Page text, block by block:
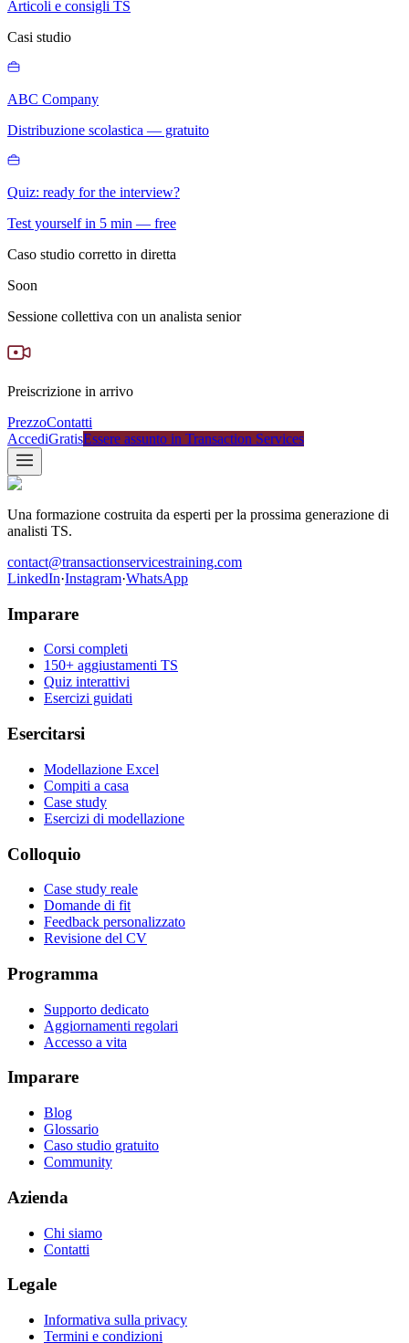
Articoli e consigli TS
Casi studio
ABC Company
Distribuzione scolastica — gratuito
Quiz: ready for the interview?
Test yourself in 5 min — free
Caso studio corretto in diretta
Soon
Sessione collettiva con un analista senior
Preiscrizione in arrivo
PrezzoContatti
AccediGratisEssere assunto in Transaction Services
Una formazione costruita da esperti per la prossima generazione di
analisti TS.
contact@transactionservicestraining.com
LinkedIn·Instagram·WhatsApp
Imparare
Corsi completi
150+ aggiustamenti TS
Quiz interattivi
Esercizi guidati
Esercitarsi
Modellazione Excel
Compiti a casa
Case study
Esercizi di modellazione
Colloquio
Case study reale
Domande di fit
Feedback personalizzato
Revisione del CV
Programma
Supporto dedicato
Aggiornamenti regolari
Accesso a vita
Imparare
Blog
Glossario
Caso studio gratuito
Community
Azienda
Chi siamo
Contatti
Legale
Informativa sulla privacy
Termini e condizioni